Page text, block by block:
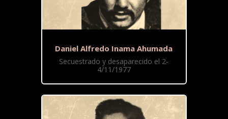
Daniel Alfredo Inama Ahumada
Secuestrado y desaparecido el 2-
4/11/1977